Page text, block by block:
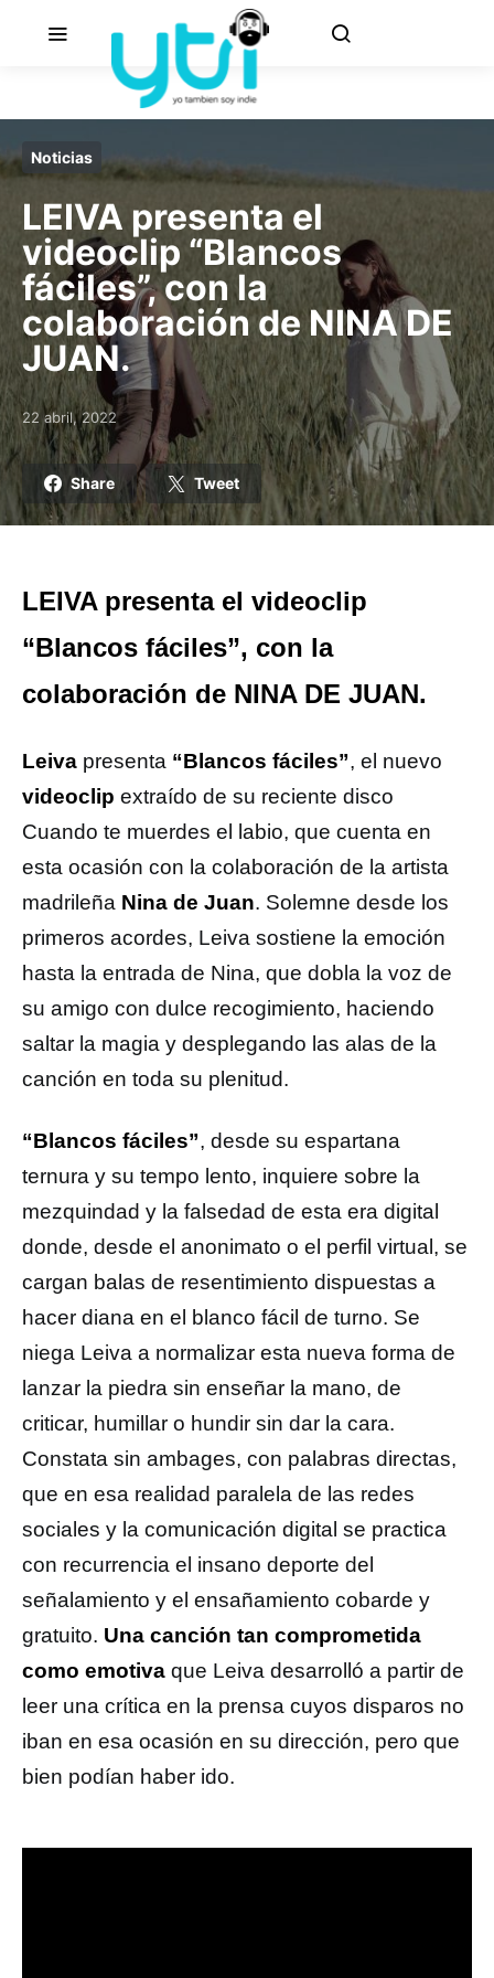
Noticias
LEIVA presenta el
videoclip “Blancos
fáciles”, con la
colaboración de NINA DE
JUAN.
Posted on
22 abril, 2022
Share Tweet
LEIVA presenta el videoclip
“Blancos fáciles”, con la
colaboración de NINA DE JUAN.
Leiva presenta “Blancos fáciles”, el nuevo
videoclip extraído de su reciente disco
Cuando te muerdes el labio, que cuenta en
esta ocasión con la colaboración de la artista
madrileña Nina de Juan. Solemne desde los
primeros acordes, Leiva sostiene la emoción
hasta la entrada de Nina, que dobla la voz de
su amigo con dulce recogimiento, haciendo
saltar la magia y desplegando las alas de la
canción en toda su plenitud.
“Blancos fáciles”, desde su espartana
ternura y su tempo lento, inquiere sobre la
mezquindad y la falsedad de esta era digital
donde, desde el anonimato o el perfil virtual, se
cargan balas de resentimiento dispuestas a
hacer diana en el blanco fácil de turno. Se
niega Leiva a normalizar esta nueva forma de
lanzar la piedra sin enseñar la mano, de
criticar, humillar o hundir sin dar la cara.
Constata sin ambages, con palabras directas,
que en esa realidad paralela de las redes
sociales y la comunicación digital se practica
con recurrencia el insano deporte del
señalamiento y el ensañamiento cobarde y
gratuito. Una canción tan comprometida
como emotiva que Leiva desarrolló a partir de
leer una crítica en la prensa cuyos disparos no
iban en esa ocasión en su dirección, pero que
bien podían haber ido.